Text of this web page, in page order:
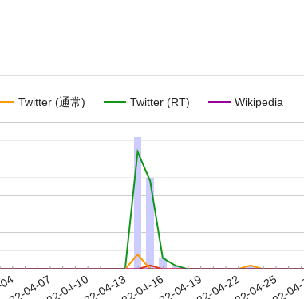
Twitter (通常) Twitter (RT) Wikipedia